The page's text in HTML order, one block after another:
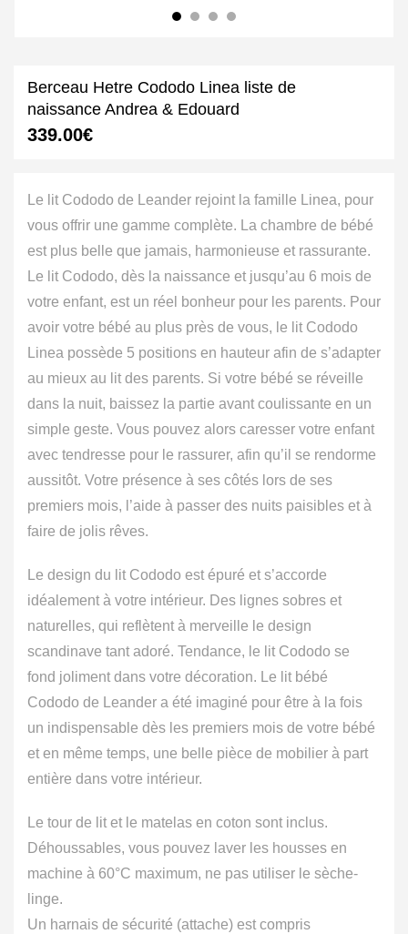
Berceau Hetre Cododo Linea liste de
naissance Andrea & Edouard
339.00€
Le lit Cododo de Leander rejoint la famille Linea, pour
vous offrir une gamme complète. La chambre de bébé
est plus belle que jamais, harmonieuse et rassurante.
Le lit Cododo, dès la naissance et jusqu’au 6 mois de
votre enfant, est un réel bonheur pour les parents. Pour
avoir votre bébé au plus près de vous, le lit Cododo
Linea possède 5 positions en hauteur afin de s’adapter
au mieux au lit des parents. Si votre bébé se réveille
dans la nuit, baissez la partie avant coulissante en un
simple geste. Vous pouvez alors caresser votre enfant
avec tendresse pour le rassurer, afin qu’il se rendorme
aussitôt. Votre présence à ses côtés lors de ses
premiers mois, l’aide à passer des nuits paisibles et à
faire de jolis rêves.
Le design du lit Cododo est épuré et s’accorde
idéalement à votre intérieur. Des lignes sobres et
naturelles, qui reflètent à merveille le design
scandinave tant adoré. Tendance, le lit Cododo se
fond joliment dans votre décoration. Le lit bébé
Cododo de Leander a été imaginé pour être à la fois
un indispensable dès les premiers mois de votre bébé
et en même temps, une belle pièce de mobilier à part
entière dans votre intérieur.
Le tour de lit et le matelas en coton sont inclus.
Déhoussables, vous pouvez laver les housses en
machine à 60°C maximum, ne pas utiliser le sèche-
linge.
Un harnais de sécurité (attache) est compris